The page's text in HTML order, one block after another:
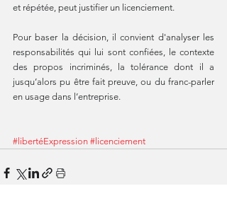
et répétée, peut justifier un licenciement.
Pour baser la décision, il convient d'analyser les
responsabilités qui lui sont confiées, le contexte
des propos incriminés, la tolérance dont il a
jusqu’alors pu être fait preuve, ou du franc-parler
en usage dans l’entreprise.
#libertéExpression #licenciement